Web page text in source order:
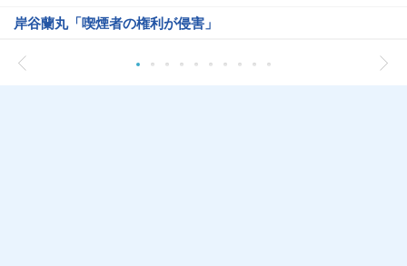
岸谷蘭丸「喫煙者の権利が侵害」